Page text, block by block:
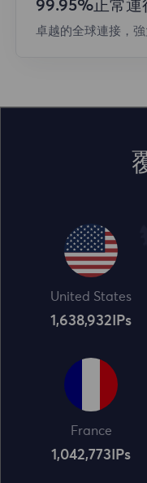
99.95%正常運
卓越的全球連接，
United States
1,638,932 IPs
France
1,042,773 IPs